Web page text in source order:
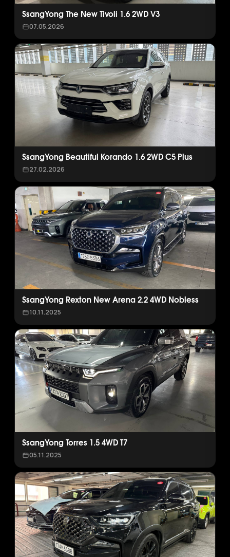
SsangYong The New Tivoli 1.6 2WD V3
07.05.2026
SsangYong Beautiful Korando 1.6 2WD C5 Plus
27.02.2026
SsangYong Rexton New Arena 2.2 4WD Nobless
10.11.2025
SsangYong Torres 1.5 4WD T7
05.11.2025